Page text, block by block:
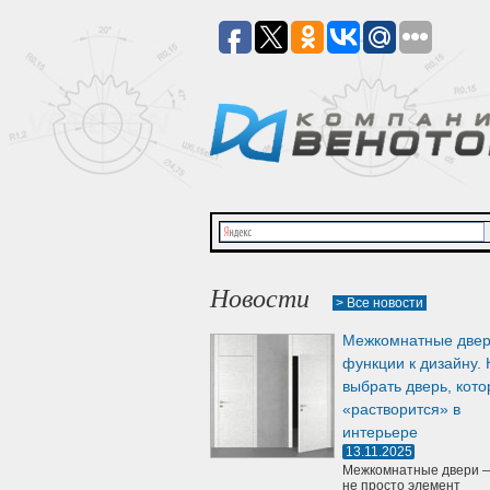
Новости > Все новости
Межкомнатные
функции к дизайну.
выбрать дверь,
«растворится» в
интерьере
13.11.2025
Межкомнатные двери
не просто элемент